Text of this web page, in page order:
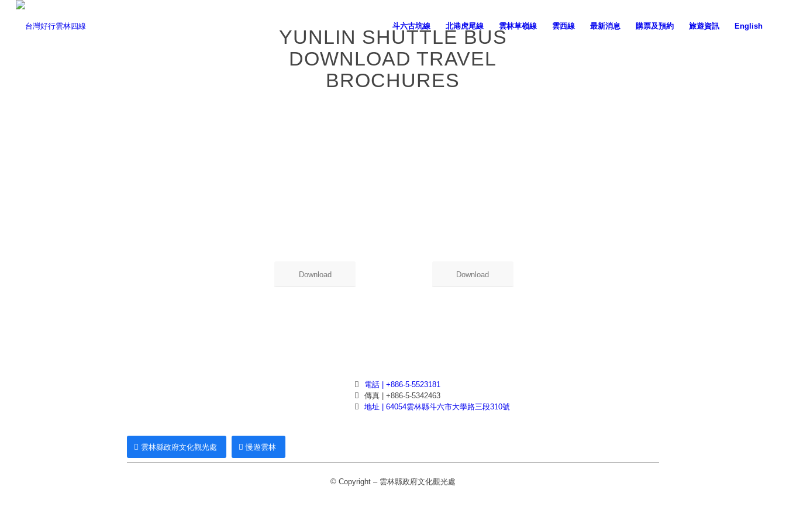
斗六古坑線 北港虎尾線 雲林草嶺線 雲西線 最新消息 購票及預約 旅遊資訊 English
YUNLIN SHUTTLE BUS
DOWNLOAD TRAVEL
BROCHURES
Download Download
電話 | +886-5-5523181
傳真 | +886-5-5342463
地址 | 64054雲林縣斗六市大學路三段310號
雲林縣政府文化觀光處 慢遊雲林
© Copyright – 雲林縣政府文化觀光處